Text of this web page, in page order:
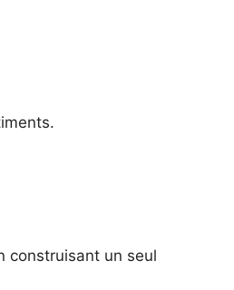
construisant un seul